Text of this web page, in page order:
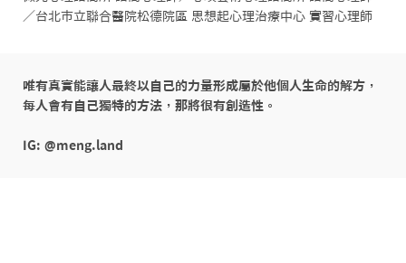
／台北市立聯合醫院松德院區 思想起心理治療中心 實習心理師
唯有真實能讓人最終以自己的力量形成屬於他個人生命的解方，
每人會有自己獨特的方法，那將很有創造性。
IG: @meng.land